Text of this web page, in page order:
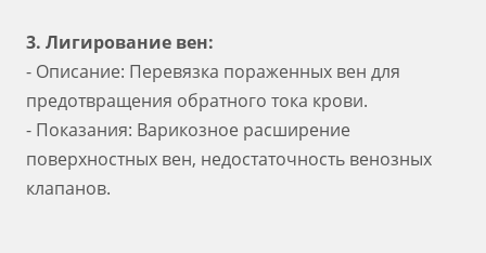
3. Лигирование вен:
- Описание: Перевязка пораженных вен для
предотвращения обратного тока крови.
- Показания: Варикозное расширение
поверхностных вен, недостаточность венозных
клапанов.